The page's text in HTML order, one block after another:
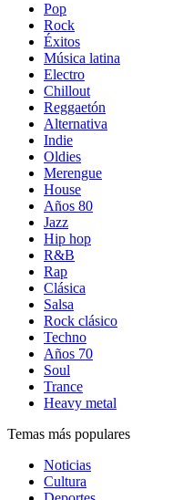
Pop
Rock
Éxitos
Música latina
Electro
Chillout
Reggaetón
Alternativa
Indie
Oldies
Merengue
House
Años 80
Jazz
Hip hop
R&B
Rap
Clásica
Salsa
Rock clásico
Techno
Años 70
Soul
Trance
Heavy metal
Temas más populares
Noticias
Cultura